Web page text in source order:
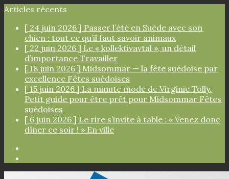
Articles récents
[ 24 juin 2026 ] Passer l’été en Suède avec son
chien : tout ce qu’il faut savoir animaux
[ 22 juin 2026 ] Le « kollektivavtal », un détail
d’importance Travailler
[ 18 juin 2026 ] Midsommar — la fête suédoise par
excellence Fêtes suédoises
[ 15 juin 2026 ] La minute mode de Virginie Tolly.
Petit guide pour être prêt pour Midsommar Fêtes
suédoises
[ 6 juin 2026 ] Le rire s’invite à table : « Venez donc
dîner ce soir ! » En ville